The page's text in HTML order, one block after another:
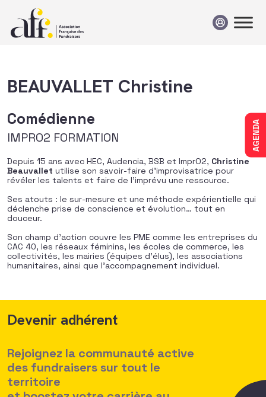
AGENDA
BEAUVALLET Christine
Comédienne
IMPRO2 FORMATION
Depuis 15 ans avec HEC, Audencia, BSB et ImprO2, Christine
Beauvallet utilise son savoir-faire d’improvisatrice pour
révéler les talents et faire de l’imprévu une ressource.
Ses atouts : le sur-mesure et une méthode expérientielle qui
déclenche prise de conscience et évolution… tout en
douceur.
Son champ d’action couvre les PME comme les entreprises du
CAC 40, les réseaux féminins, les écoles de commerce, les
collectivités, les mairies (équipes d’élus), les associations
humanitaires, ainsi que l’accompagnement individuel.
Devenir adhérent
Rejoignez la communauté active
des fundraisers sur tout le
territoire